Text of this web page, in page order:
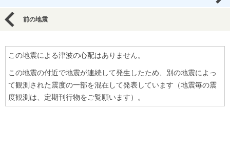
前の地震
この地震による津波の心配はありません。
この地震の付近で地震が連続して発生したため、別の地震によっ
て観測された震度の一部を混在して発表しています（地震毎の震
度観測は、定期刊行物をご覧願います）。